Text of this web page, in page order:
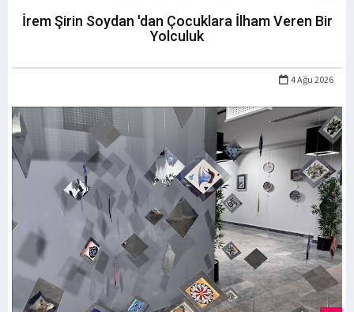
İrem Şirin Soydan 'dan Çocuklara İlham Veren Bir
Yolculuk
4 Ağu 2026